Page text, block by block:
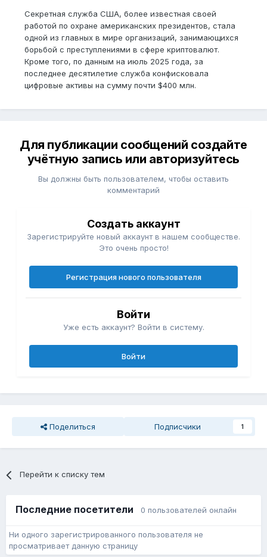
Секретная служба США, более известная своей
работой по охране американских президентов, стала
одной из главных в мире организаций, занимающихся
борьбой с преступлениями в сфере криптовалют.
Кроме того, по данным на июль 2025 года, за
последнее десятилетие служба конфисковала
цифровые активы на сумму почти $400 млн.
Для публикации сообщений создайте
учётную запись или авторизуйтесь
Вы должны быть пользователем, чтобы оставить
комментарий
Создать аккаунт
Зарегистрируйте новый аккаунт в нашем сообществе.
Это очень просто!
Регистрация нового пользователя
Войти
Уже есть аккаунт? Войти в систему.
Войти
Поделиться Подписчики 1
Перейти к списку тем
Последние посетители 0 пользователей онлайн
Ни одного зарегистрированного пользователя не
просматривает данную страницу